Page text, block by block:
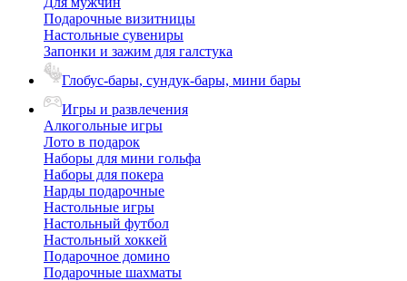
Подарочные визитницы
Настольные сувениры
Запонки и зажим для галстука
Глобус-бары, сундук-бары, мини бары
Игры и развлечения
Алкогольные игры
Лото в подарок
Наборы для мини гольфа
Наборы для покера
Нарды подарочные
Настольные игры
Настольный футбол
Настольный хоккей
Подарочное домино
Подарочные шахматы